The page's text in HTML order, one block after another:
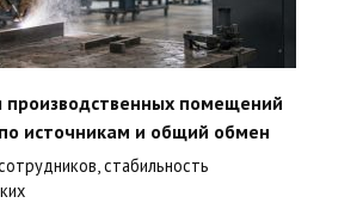
производственных помещений
источникам и общий обмен
стабильность